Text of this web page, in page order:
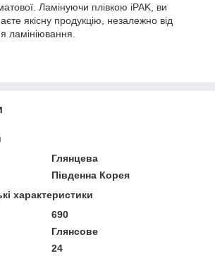
Ламінуючи плівкою iPAK, ви
якісну продукцію, незалежно від
ламініювання.
Глянцева
Південна Корея
характеристики
690
Глянсове
24